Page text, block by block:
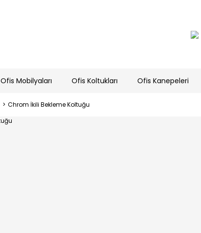
Ofis Mobilyaları Ofis Koltukları Ofis Kanepeleri
Chrom İkili Bekleme Koltuğu